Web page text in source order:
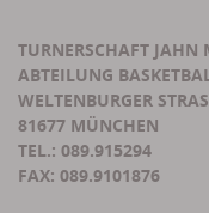
TURNERSCHAFT JAHN
ABTEILUNG
WELTENBURGER
81677 MÜNCHEN
TEL.: 089.915294
FAX: 089.9101876